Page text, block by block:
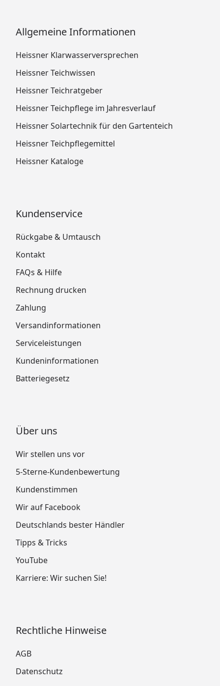
Allgemeine Informationen
Heissner Klarwasserversprechen
Heissner Teichwissen
Heissner Teichratgeber
Heissner Teichpflege im Jahresverlauf
Heissner Solartechnik für den Gartenteich
Heissner Teichpflegemittel
Heissner Kataloge
Kundenservice
Rückgabe & Umtausch
Kontakt
FAQs & Hilfe
Rechnung drucken
Zahlung
Versandinformationen
Serviceleistungen
Kundeninformationen
Batteriegesetz
Über uns
Wir stellen uns vor
5-Sterne-Kundenbewertung
Kundenstimmen
Wir auf Facebook
Deutschlands bester Händler
Tipps & Tricks
YouTube
Karriere: Wir suchen Sie!
Rechtliche Hinweise
AGB
Datenschutz